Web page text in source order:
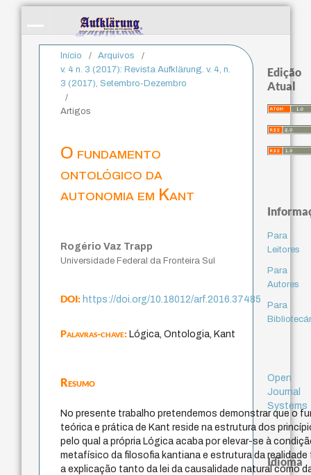
Início / Arquivos
/
v. 4 n. 3 (2017): Revista Aufklärung. v. 4, n.
3 (2017), Setembro-Dezembro
/
Artigos
O fundamento
ontológico da
autonomia em Kant
Rogério Vaz Trapp
Universidade Federal da Fronteira Sul
DOI:https://doi.org/10.18012/arf.2016.37485
Palavras-chave:Lógica, Ontologia, Kant
Resumo
No presente trabalho pretendemos demonstrar que o
teórica e prática de Kant reside na estrutura dos
pelo qual a própria Lógica acaba por elevar-se à
metafísico da filosofia kantiana e estrutura da
a explicação tanto da lei da causalidade natural como
Edição
Atual
Para
Leitores
Para
Autores
Para
Open
Journal
Systems
Idioma